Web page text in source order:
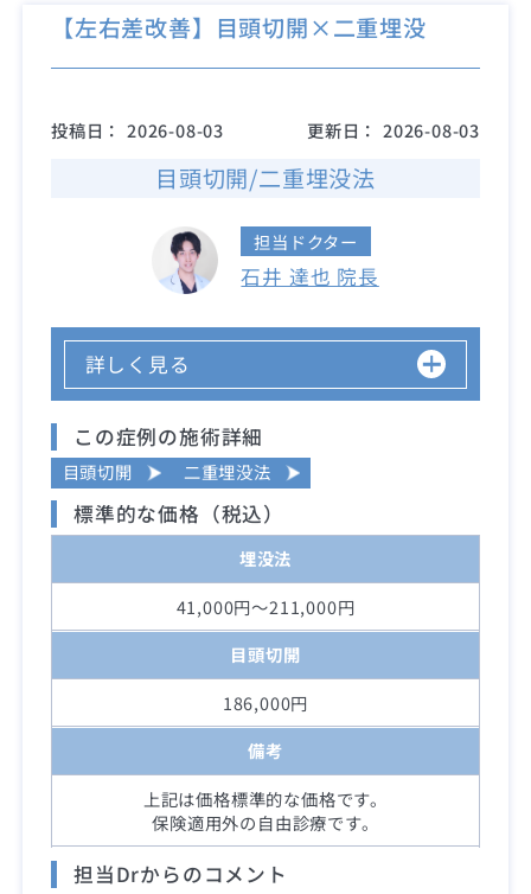
【左右差改善】目頭切開×二重埋没
投稿日： 2026-08-03 更新日： 2026-08-03
目頭切開/二重埋没法
担当ドクター
石井 達也 院長
詳しく見る
この症例の施術詳細
目頭切開 二重埋没法
標準的な価格（税込）
埋没法
41,000円～211,000円
目頭切開
186,000円
備考
上記は価格標準的な価格です。
保険適用外の自由診療です。
担当Drからのコメント